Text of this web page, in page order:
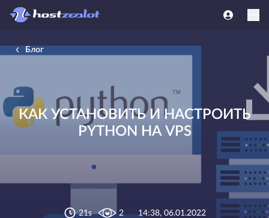
Блог
КАК УСТАНОВИТЬ И НАСТРОИТЬ
PYTHON НА VPS
21s 2 14:38, 06.01.2022